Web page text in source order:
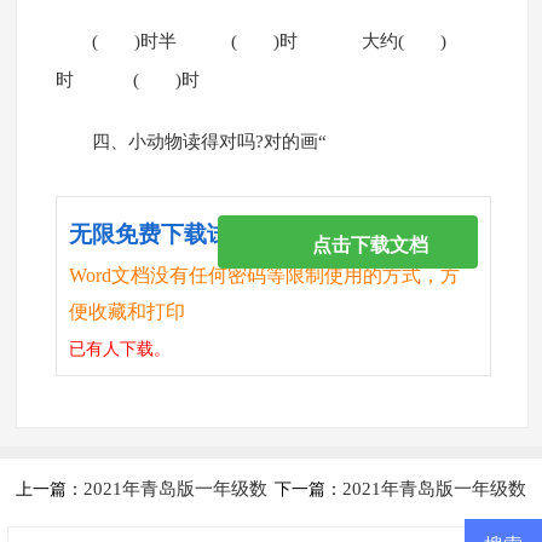
( )时半 ( )时 大约( )
时 ( )时
四、小动物读得对吗?对的画“
无限免费下载试卷
Word文档没有任何密码等限制使用的方式，方
便收藏和打印
已有人下载。
点击下载文档
上一篇： 2021年青岛版一年级数 下一篇： 2021年青岛版一年级数